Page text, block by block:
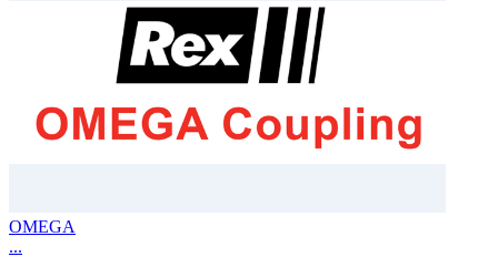
OMEGA
...